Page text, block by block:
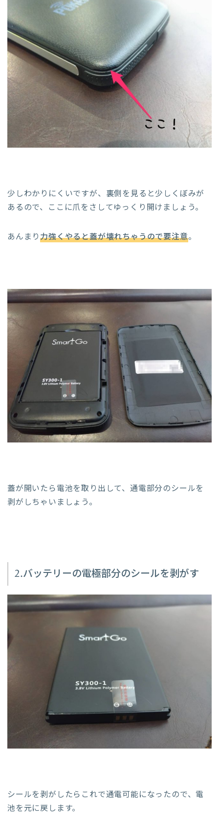
少しわかりにくいですが、裏側を見ると少しくぼみが
あるので、ここに爪をさしてゆっくり開けましょう。
あんまり力強くやると蓋が壊れちゃうので要注意。
蓋が開いたら電池を取り出して、通電部分のシールを
剥がしちゃいましょう。
2.バッテリーの電極部分のシールを剥がす
シールを剥がしたらこれで通電可能になったので、電
池を元に戻します。